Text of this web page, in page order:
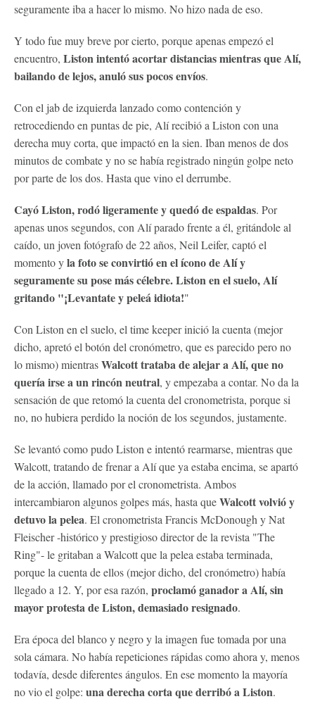
seguramente iba a hacer lo mismo. No hizo nada de eso.
Y todo fue muy breve por cierto, porque apenas empezó el
encuentro, Liston intentó acortar distancias mientras que Alí,
bailando de lejos, anuló sus pocos envíos.
Con el jab de izquierda lanzado como contención y
retrocediendo en puntas de pie, Alí recibió a Liston con una
derecha muy corta, que impactó en la sien. Iban menos de dos
minutos de combate y no se había registrado ningún golpe neto
por parte de los dos. Hasta que vino el derrumbe.
Cayó Liston, rodó ligeramente y quedó de espaldas. Por
apenas unos segundos, con Alí parado frente a él, gritándole al
caído, un joven fotógrafo de 22 años, Neil Leifer, captó el
momento yla foto se convirtió en el ícono de Alí y
seguramente su pose más célebre. Liston en el suelo, Alí
gritando "¡Levantate y peleá idiota!"
Con Liston en el suelo, el time keeper inició la cuenta (mejor
dicho, apretó el botón del cronómetro, que es parecido pero no
lo mismo) mientrasWalcott trataba de alejar a Alí, que no
quería irse a un rincón neutral, y empezaba a contar. No da la
sensación de que retomó la cuenta del cronometrista, porque si
no, no hubiera perdido la noción de los segundos, justamente.
Se levantó como pudo Liston e intentó rearmarse, mientras que
Walcott, tratando de frenar a Alí que ya estaba encima, se apartó
de la acción, llamado por el cronometrista. Ambos
intercambiaron algunos golpes más, hasta queWalcott volvió y
detuvo la pelea. El cronometrista Francis McDonough y Nat
Fleischer -histórico y prestigioso director de la revista "The
Ring"- le gritaban a Walcott que la pelea estaba terminada,
porque la cuenta de ellos (mejor dicho, del cronómetro) había
llegado a 12. Y, por esa razón, proclamó ganador a Alí, sin
mayor protesta de Liston, demasiado resignado.
Era época del blanco y negro y la imagen fue tomada por una
sola cámara. No había repeticiones rápidas como ahora y, menos
todavía, desde diferentes ángulos. En ese momento la mayoría
no vio el golpe: una derecha corta que derribó a Liston.